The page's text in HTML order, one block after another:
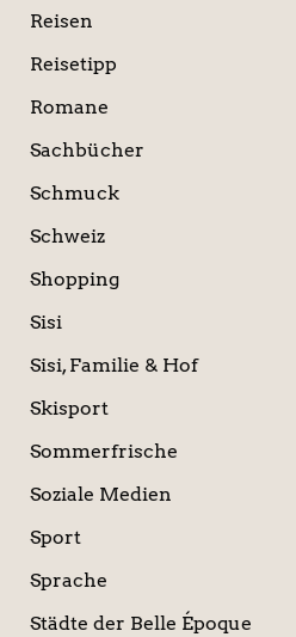
Reisen
Reisetipp
Romane
Sachbücher
Schmuck
Schweiz
Shopping
Sisi
Sisi, Familie & Hof
Skisport
Sommerfrische
Soziale Medien
Sport
Sprache
Städte der Belle Époque